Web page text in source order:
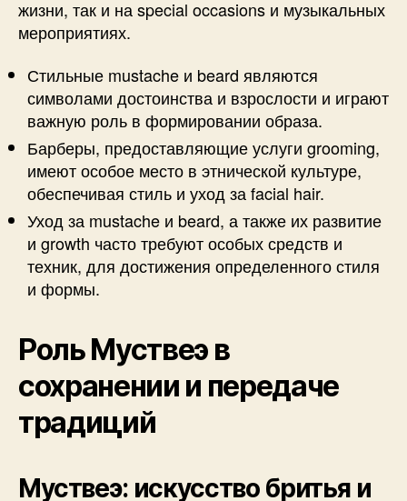
жизни, так и на special occasions и музыкальных
мероприятиях.
Стильные mustache и beard являются
символами достоинства и взрослости и играют
важную роль в формировании образа.
Барберы, предоставляющие услуги grooming,
имеют особое место в этнической культуре,
обеспечивая стиль и уход за facial hair.
Уход за mustache и beard, а также их развитие
и growth часто требуют особых средств и
техник, для достижения определенного стиля
и формы.
Роль Муствеэ в
сохранении и передаче
традиций
Муствеэ: искусство бритья и